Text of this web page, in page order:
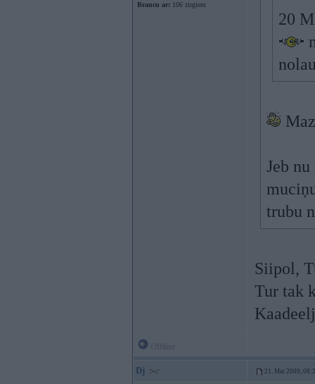
Braucu ar: 106 zirgiem
20
Jeb
trubu
Siipol,
Tur tak
Dj 21. Mar 2009,